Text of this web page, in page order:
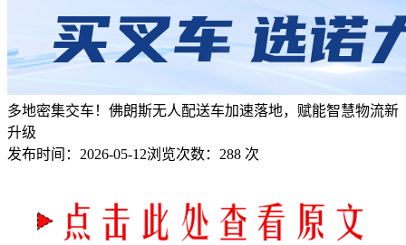
多地密集交车！佛朗斯无人配送车加速落地，赋能智慧物流新
升级
发布时间： 2026-05-12浏览次数： 288 次